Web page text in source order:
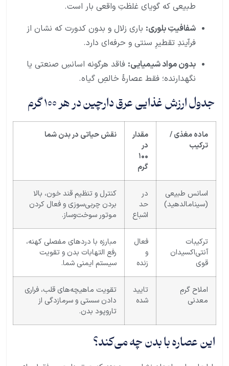
طبیعی که گویای غلظتِ واقعی بار است.
شفافیتِ بلوری: باری زلال و بدون کدورت که نشان از
فرآیندِ تقطیرِ سنتی و حرفه‌ای دارد.
بدون مواد شیمیایی: فاقد هرگونه اسانسِ صنعتی یا
نگهدارنده؛ فقط عصارهٔ خالصِ گیاه.
جدول ارزش غذایی عرق دارچین در هر ۱۰۰ گرم
ماده مغذی /
ترکیب
مقدار
در
۱۰۰
گرم
نقش حیاتی در بدن شما
اسانس طبیعی
(سینامالدهید)
در
حد
اشباع
کنترل و تنظیم قند خون، بالا
بردن چربی‌سوزی و فعال کردن
موتور سوخت‌وساز.
ترکیبات
آنتی‌اکسیدان
قوی
فعال
و
زنده
مبارزه با دردهای مفصلی کهنه،
رفع التهابات بدن و تقویت
سیستم ایمنی شما.
املاح گرمِ
معدنی
تایید
شده
تقویت ماهیچه‌های قلب، فراری
دادن سستی و سرمازدگی از
تاروپود بدن.
این عصاره با بدن چه می‌کند؟